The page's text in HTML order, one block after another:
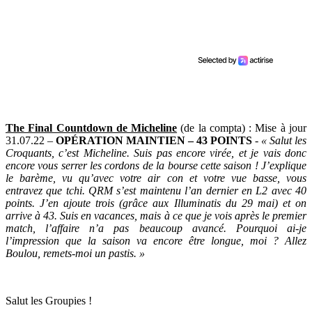
The Final Countdown de Micheline (de la compta) : Mise à jour
31.07.22 – OPÉRATION MAINTIEN – 43 POINTS - « Salut les
Croquants, c’est Micheline. Suis pas encore virée, et je vais donc
encore vous serrer les cordons de la bourse cette saison ! J’explique
le barème, vu qu’avec votre air con et votre vue basse, vous
entravez que tchi. QRM s’est maintenu l’an dernier en L2 avec 40
points. J’en ajoute trois (grâce aux Illuminatis du 29 mai) et on
arrive à 43. Suis en vacances, mais à ce que je vois après le premier
match, l’affaire n’a pas beaucoup avancé. Pourquoi ai-je
l’impression que la saison va encore être longue, moi ? Allez
Boulou, remets-moi un pastis. »
Salut les Groupies !